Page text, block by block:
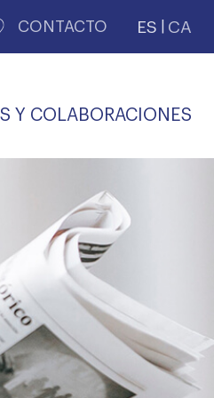
CONTACTO ES CA
Y COLABORACIONES
PERSONAL LABORAL
COMLL
VIDA
PROFESIONAL
OFERTAS Y
TRANSPARENCIA
CONSULTA